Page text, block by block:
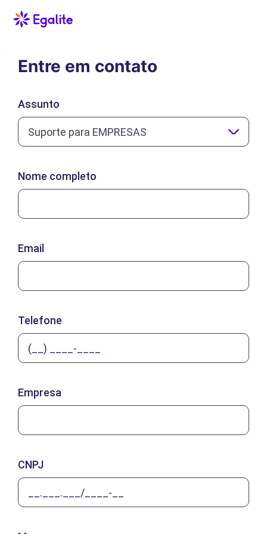
Entre em contato
Assunto
Suporte para EMPRESAS
Nome completo
Email
Telefone
Empresa
CNPJ